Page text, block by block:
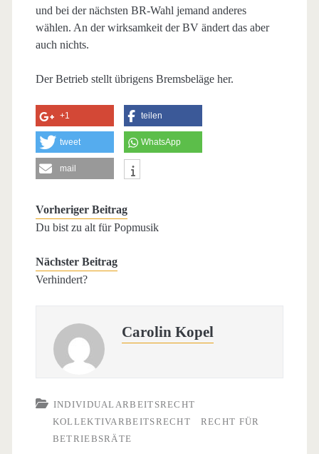
und bei der nächsten BR-Wahl jemand anderes
wählen. An der wirksamkeit der BV ändert das aber
auch nichts.
Der Betrieb stellt übrigens Bremsbeläge her.
+1 teilen
tweet WhatsApp
mail
Vorheriger Beitrag
Du bist zu alt für Popmusik
Nächster Beitrag
Verhindert?
Carolin Kopel
INDIVIDUALARBEITSRECHT
KOLLEKTIVARBEITSRECHT
RECHT FÜR
BETRIEBSRÄTE